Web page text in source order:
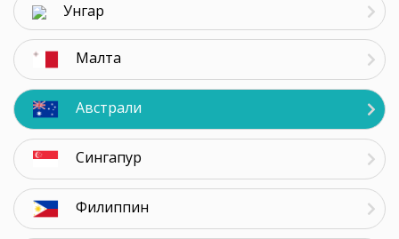
Унгар
Малта
Австрали
Сингапур
Филиппин